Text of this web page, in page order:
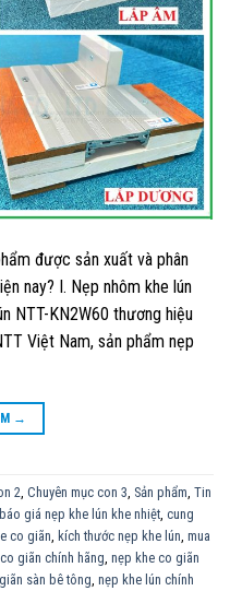
được sản xuất và phân
nay? I. Nẹp nhôm khe lún
NTT-KN2W60 thương hiệu
Việt Nam, sản phẩm nẹp
→
2 Chuyên mục con 3 Sản phẩm Tin
báo giá nẹp khe lún khe nhiệt cung
co giãn kích thước nẹp khe lún mua
giãn chính hãng nẹp khe co giãn
sàn bê tông nẹp khe lún chính